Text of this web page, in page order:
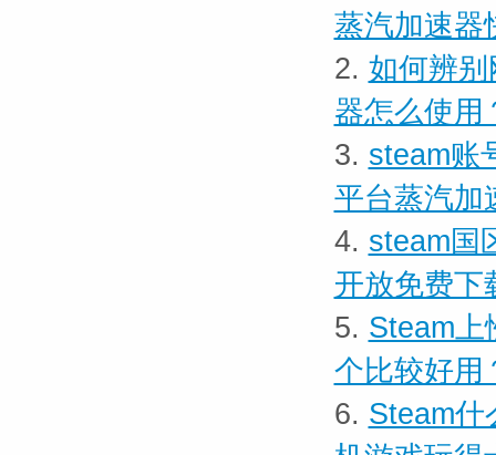
蒸汽加速器
2. 如何辨
器怎么使用
3. steam账
平台蒸汽加
4. steam国
开放免费下
5. Steam上
个比较好用
6. Steam什